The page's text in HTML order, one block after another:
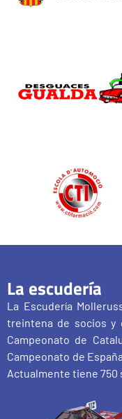
La escudería
La Escudería
treintena de socios y
Campeonato de
Campeonato de
Actualmente tiene 750